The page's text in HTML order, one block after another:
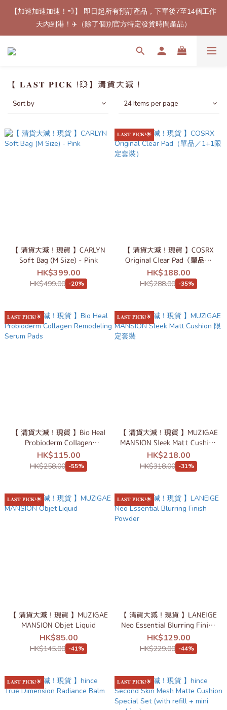
【最新免郵優惠！🚚】滿$800（折扣後總額）包順豐站或櫃自取
郵費！（只限香港地區）
【加速加速加速！💨】 即日起所有預訂產品，下單後7至14個工作
天內到港！✈️（除了個別官方特定發貨時間產品）
【最新免郵優惠！🚚】滿$800（折扣後總額）包順豐站或櫃自取
【 𝐋𝐀𝐒𝐓 𝐏𝐈𝐂𝐊 !💥】清貨大減 !
Sort by 24 Items per page
【 清貨大減！現貨 】CARLYN
Soft Bag (M Size) - Pink
HK$399.00
HK$499.00 -20%
𝐋𝐀𝐒𝐓 𝐏𝐈𝐂𝐊!🌟
【 清貨大減！現貨 】COSRX
Original Clear Pad（單品／
1+1限定套裝）
HK$188.00
HK$288.00 -35%
𝐋𝐀𝐒𝐓 𝐏𝐈𝐂𝐊!🌟
【 清貨大減！現貨 】Bio Heal
Probioderm Collagen
Remodeling Serum Pads
HK$115.00
HK$258.00 -55%
𝐋𝐀𝐒𝐓 𝐏𝐈𝐂𝐊!🌟
【 清貨大減！現貨 】MUZIGAE
MANSION Sleek Matt Cushion
限定套裝
HK$218.00
HK$318.00 -31%
𝐋𝐀𝐒𝐓 𝐏𝐈𝐂𝐊!🌟
【 清貨大減！現貨 】MUZIGAE
MANSION Objet Liquid
HK$85.00
HK$145.00 -41%
𝐋𝐀𝐒𝐓 𝐏𝐈𝐂𝐊!🌟
【 清貨大減！現貨 】LANEIGE
Neo Essential Blurring Finish
Powder
HK$129.00
HK$229.00 -44%
𝐋𝐀𝐒𝐓 𝐏𝐈𝐂𝐊!🌟 𝐋𝐀𝐒𝐓 𝐏𝐈𝐂𝐊!🌟